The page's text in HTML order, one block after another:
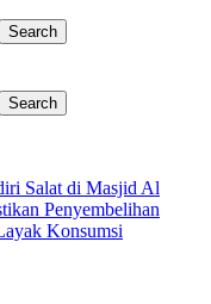
Search
Search
Salat di Masjid Al
Penyembelihan
Konsumsi